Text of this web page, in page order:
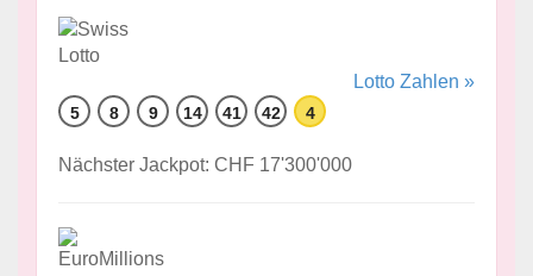
Lotto Zahlen »
5 8 9 14 41 42 4
Nächster Jackpot: CHF 17'300'000